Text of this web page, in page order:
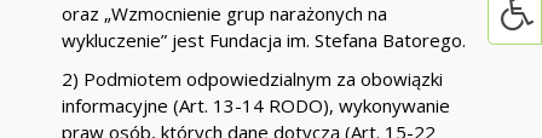
oraz „Wzmocnienie grup narażonych na
wykluczenie” jest Fundacja im. Stefana Batorego.
2) Podmiotem odpowiedzialnym za obowiązki
informacyjne (Art. 13-14 RODO), wykonywanie
praw osób, których dane dotyczą (Art. 15-22